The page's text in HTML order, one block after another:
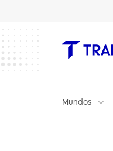
Mundos